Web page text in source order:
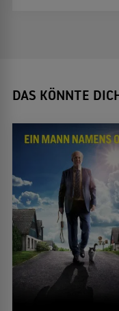
DAS KÖNNTE